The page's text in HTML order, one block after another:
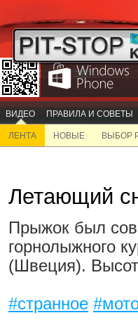
ВИДЕО ПРАВИЛА И СОВЕТЫ
ЛЕНТА НОВЫЕ ВЫБОР
Летающий
Прыжок был
горнолыжного
(Швеция).
#странное